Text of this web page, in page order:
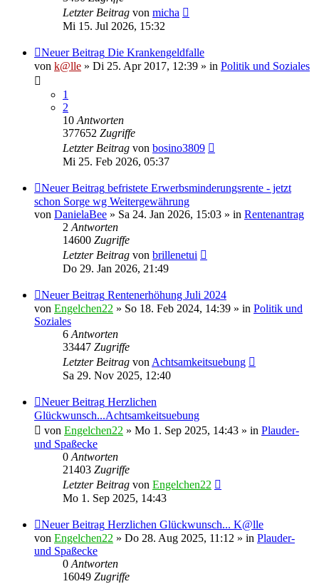
Letzter Beitrag von micha
Mi 15. Jul 2026, 15:32
Neuer Beitrag Die Krankengeldfalle
von k@lle » Di 25. Apr 2017, 12:39 » in Politik und Soziales
1
2
10Antworten
377652 Zugriffe
Letzter Beitrag von bosino3809
Mi 25. Feb 2026, 05:37
Neuer Beitrag befristete Erwerbsminderungsrente - jetzt
schon Sorge wg Weitergewährung
von DanielaBee » Sa 24. Jan 2026, 15:03 » in Rentenantrag
2Antworten
14600 Zugriffe
Letzter Beitrag von brillenetui
Do 29. Jan 2026, 21:49
Neuer Beitrag Rentenerhöhung Juli 2024
von Engelchen22 » So 18. Feb 2024, 14:39 » in Politik und
Soziales
6Antworten
33447 Zugriffe
Letzter Beitrag vonAchtsamkeitsuebung
Sa 29. Nov 2025, 12:40
Neuer Beitrag Herzlichen
Glückwunsch...Achtsamkeitsuebung
von Engelchen22 » Mo 1. Sep 2025, 14:43 » in Plauder-
und Spaßecke
0Antworten
21403 Zugriffe
Letzter Beitrag von Engelchen22
Mo 1. Sep 2025, 14:43
Neuer Beitrag Herzlichen Glückwunsch... K@lle
von Engelchen22 » Do 28. Aug 2025, 11:12 » in Plauder-
und Spaßecke
0Antworten
16049 Zugriffe